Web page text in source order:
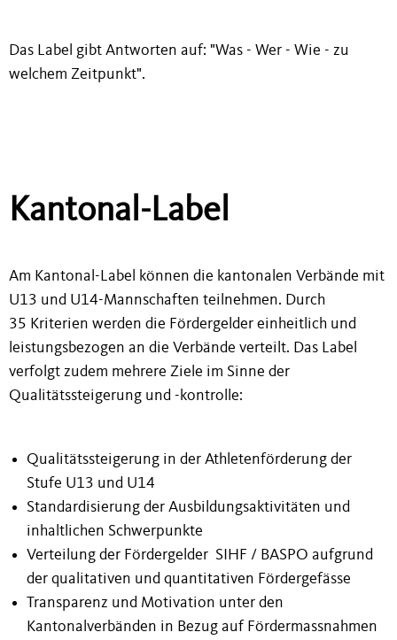
Das Label gibt Antworten auf: "Was - Wer - Wie - zu
welchem Zeitpunkt".
Kantonal-Label
Am Kantonal-Label können die kantonalen Verbände mit
U13 und U14-Mannschaften teilnehmen. Durch
35 Kriterien werden die Fördergelder einheitlich und
leistungsbezogen an die Verbände verteilt. Das Label
verfolgt zudem mehrere Ziele im Sinne der
Qualitätssteigerung und -kontrolle:
Qualitätssteigerung in der Athletenförderung der
Stufe U13 und U14
Standardisierung der Ausbildungsaktivitäten und
inhaltlichen Schwerpunkte
Verteilung der Fördergelder SIHF / BASPO aufgrund
der qualitativen und quantitativen Fördergefässe
Transparenz und Motivation unter den
Kantonalverbänden in Bezug auf Fördermassnahmen